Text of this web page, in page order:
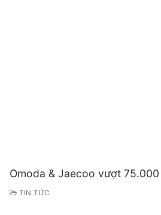
Omoda & Jaecoo vượt
TIN TỨC